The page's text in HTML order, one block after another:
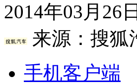
2014年03月26
来源： 搜狐
手机客户端